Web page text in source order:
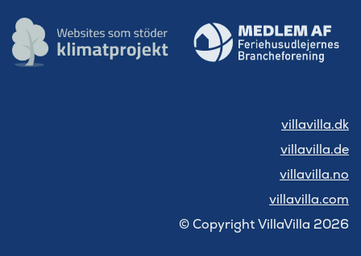
villavilla.dk
villavilla.de
villavilla.no
villavilla.com
© Copyright VillaVilla 2026